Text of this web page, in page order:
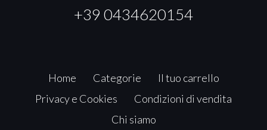
+39 0434620154
Home Categorie
Il tuo carrello
Privacy e Cookies
Condizioni di vendita
Chi siamo